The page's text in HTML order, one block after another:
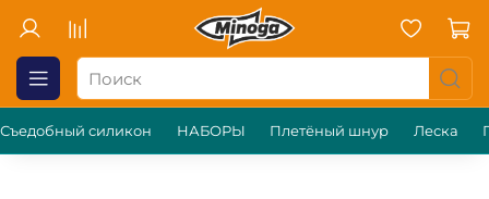
Съедобный силикон НАБОРЫ Плетёный шнур Леска